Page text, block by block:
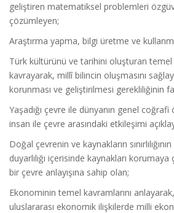
geliştiren matematiksel problemleri
çözümleyen;
Araştırma yapma, bilgi üretme ve
Türk kültürünü ve tarihini oluşturan
kavrayarak, millî bilincin oluşmasını
korunması ve geliştirilmesi gerekliliğinin
Yaşadığı çevre ile dünyanın genel
insan ile çevre arasındaki etkileşimi
Doğal çevrenin ve kaynakların
duyarlılığı içerisinde kaynakları
bir çevre anlayışına sahip olan;
Ekonominin temel kavramlarını
uluslararası ekonomik ilişkilerde milli